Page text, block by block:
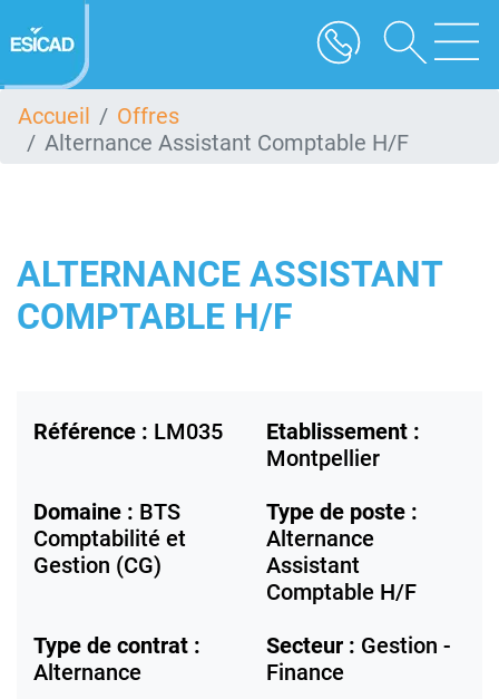
au
contenu
Accueil
Offres
Alternance Assistant Comptable H/F
ALTERNANCE ASSISTANT
COMPTABLE H/F
Référence : LM035
Etablissement :
Montpellier
Domaine : BTS
Comptabilité et
Gestion (CG)
Type de poste :
Alternance
Assistant
Comptable H/F
Type de contrat :
Alternance
Secteur : Gestion -
Finance